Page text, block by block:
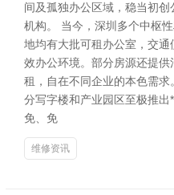
间及孤独办公区域，稳当初
机构。 当今，深圳多个中枢
地均有大批可租办公室，交
效办公环境。部分房源还提
租，自在不同企业的本色需
分写字楼和产业园区至极推
免、免
维修资讯